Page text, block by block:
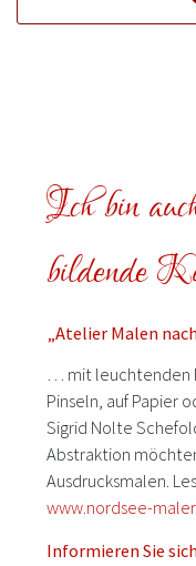
Ich bin
bildende
„Atelier Malen
… mit leuchtenden
Pinseln, auf Papier
Sigrid Nolte
Abstraktion
Ausdrucksmalen.
www.nordsee-
Informieren Sie